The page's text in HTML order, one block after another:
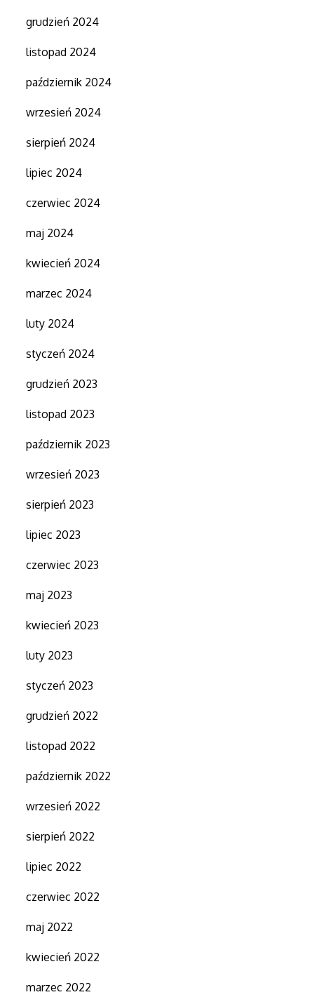
grudzień 2024
listopad 2024
październik 2024
wrzesień 2024
sierpień 2024
lipiec 2024
czerwiec 2024
maj 2024
kwiecień 2024
marzec 2024
luty 2024
styczeń 2024
grudzień 2023
listopad 2023
październik 2023
wrzesień 2023
sierpień 2023
lipiec 2023
czerwiec 2023
maj 2023
kwiecień 2023
luty 2023
styczeń 2023
grudzień 2022
listopad 2022
październik 2022
wrzesień 2022
sierpień 2022
lipiec 2022
czerwiec 2022
maj 2022
kwiecień 2022
marzec 2022